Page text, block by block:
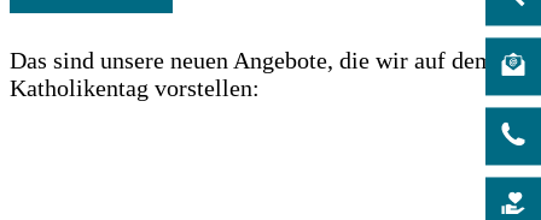
Das sind unsere neuen Angebote, die wir auf dem
Katholikentag vorstellen: